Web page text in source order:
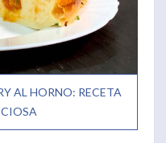
AL HORNO: RECETA